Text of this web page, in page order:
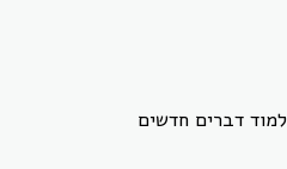
דברים חדשים